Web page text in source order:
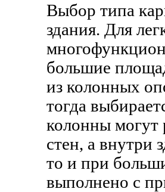
Выбор типа
здания. Для
большие
из колонных
тогда
колонны могут
стен, а внутри
то и при
выполнено с